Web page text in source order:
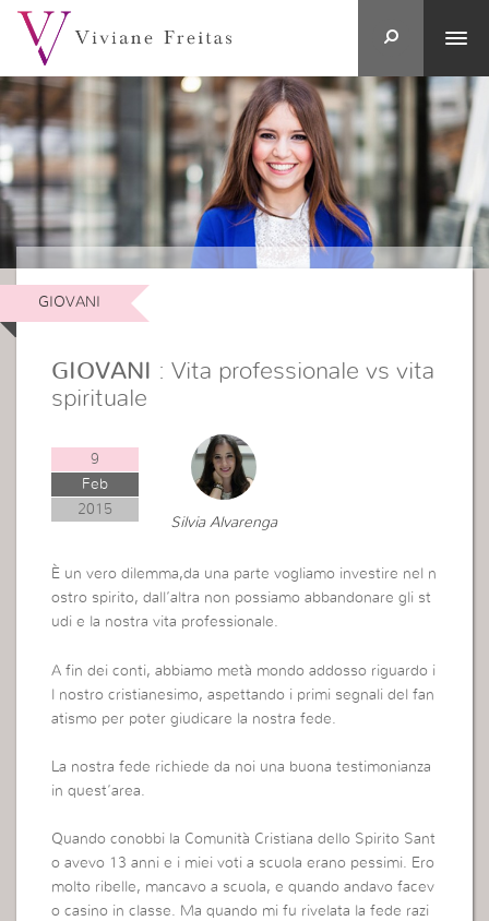
GIOVANI
GIOVANI
: Vita professionale vs vita
spirituale
9
Feb
2015
Silvia Alvarenga
È un vero dilemma,da una parte vogliamo investire nel n
ostro spirito, dall’altra non possiamo abbandonare gli st
udi e la nostra vita professionale.
A fin dei conti, abbiamo metà mondo addosso riguardo i
l nostro cristianesimo, aspettando i primi segnali del fan
atismo per poter giudicare la nostra fede.
La nostra fede richiede da noi una buona testimonianza
in quest’area.
Quando conobbi la Comunità Cristiana dello Spirito Sant
o avevo 13 anni e i miei voti a scuola erano pessimi. Ero
molto ribelle, mancavo a scuola, e quando andavo facev
o casino in classe. Ma quando mi fu rivelata la fede razi